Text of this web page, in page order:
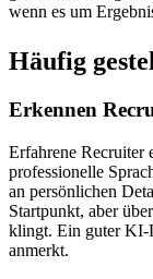
wenn es um
Häufig
Erkennen
Erfahrene Recruiter
professionelle
an persönlichen
Startpunkt, aber
klingt. Ein guter KI-
anmerkt.